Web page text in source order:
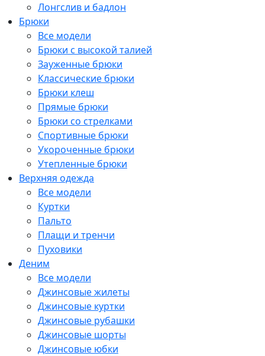
Лонгслив и бадлон
Брюки
Все модели
Брюки с высокой талией
Зауженные брюки
Классические брюки
Брюки клеш
Прямые брюки
Брюки со стрелками
Спортивные брюки
Укороченные брюки
Утепленные брюки
Верхняя одежда
Все модели
Куртки
Пальто
Плащи и тренчи
Пуховики
Деним
Все модели
Джинсовые жилеты
Джинсовые куртки
Джинсовые рубашки
Джинсовые шорты
Джинсовые юбки